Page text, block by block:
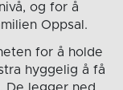
og for å
Oppsal.
for å holde
hyggelig å få